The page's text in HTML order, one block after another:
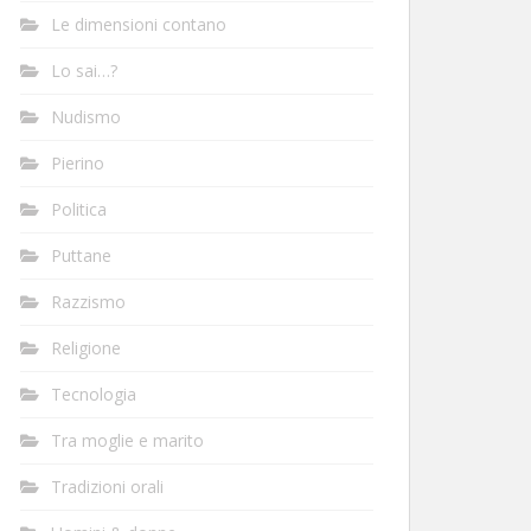
Le dimensioni contano
Lo sai…?
Nudismo
Pierino
Politica
Puttane
Razzismo
Religione
Tecnologia
Tra moglie e marito
Tradizioni orali